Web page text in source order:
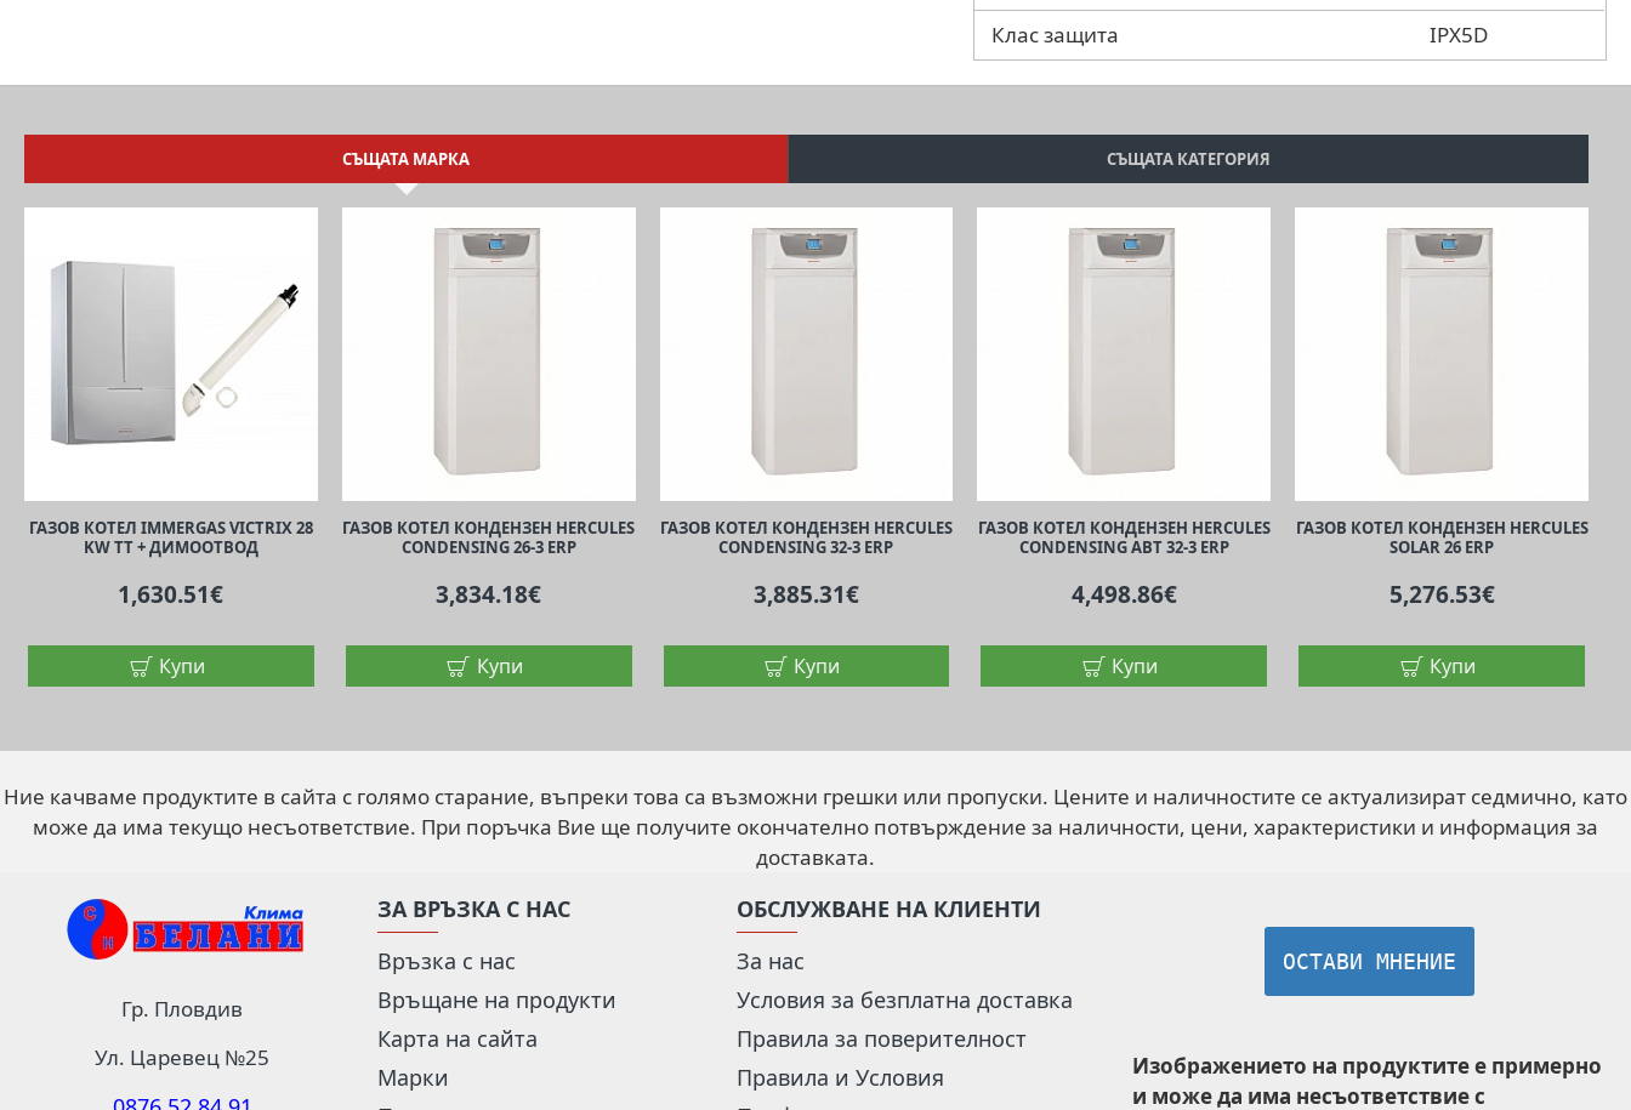
Клас защита
IPX5D
СЪЩАТА МАРКА СЪЩАТА КАТЕГОРИЯ
ГАЗОВ КОТЕЛ IMMERGAS VICTRIX 28
KW TT + ДИМООТВОД
1,630.51€
Купи
ГАЗОВ КОТЕЛ КОНДЕНЗЕН HERCULES
CONDENSING 26-3 ERP
3,834.18€
Купи
ГАЗОВ КОТЕЛ КОНДЕНЗЕН HERCULES
CONDENSING 32-3 ERP
3,885.31€
Купи
ГАЗОВ КОТЕЛ КОНДЕНЗЕН HERCULES
CONDENSING ABT 32-3 ERP
4,498.86€
Купи
ГАЗОВ КОТЕЛ КОНДЕНЗЕН HERCULES
SOLAR 26 ERP
5,276.53€
Купи
Ние качваме продуктите в сайта с голямо старание, въпреки това са възможни грешки или пропуски. Цените и наличностите се актуализират седмично, като
може да има текущо несъответствие. При поръчка Вие ще получите окончателно потвърждение за наличности, цени, характеристики и информация за
доставката.
Гр. Пловдив
Ул. Царевец №25
ЗА ВРЪЗКА С НАС
Връзка с нас
Връщане на продукти
Карта на сайта
Марки
ОБСЛУЖВАНЕ НА КЛИЕНТИ
За нас
Условия за безплатна доставка
Правила за поверителност
Правила и Условия
ОСТАВИ МНЕНИЕ
Изображението на продуктите е примерно
и може да има несъответствие с